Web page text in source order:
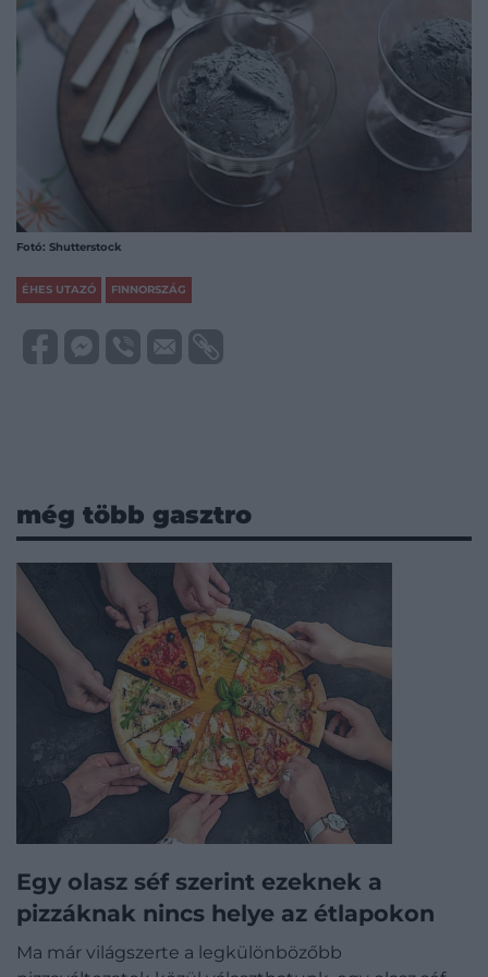
Fotó: Shutterstock
ÉHES UTAZÓ FINNORSZÁG
még több gasztro
Egy olasz séf szerint ezeknek a
pizzáknak nincs helye az étlapokon
Ma már világszerte a legkülönbözőbb